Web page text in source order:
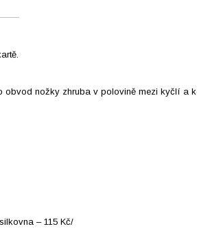
obvod nožky zhruba v polovině mezi kyčlí a
– 115 Kč/